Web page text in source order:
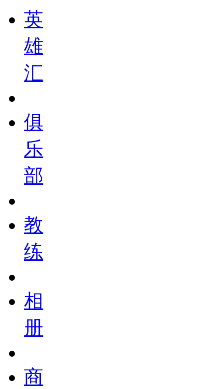
英
雄
汇
俱
乐
部
教
练
相
册
商